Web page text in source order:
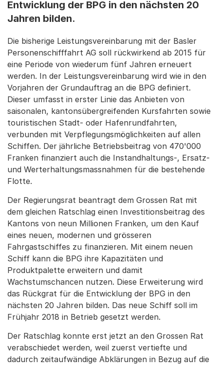
Entwicklung der BPG in den nächsten 20
Jahren bilden.
Die bisherige Leistungsvereinbarung mit der Basler
Personenschifffahrt AG soll rückwirkend ab 2015 für
eine Periode von wiederum fünf Jahren erneuert
werden. In der Leistungsvereinbarung wird wie in den
Vorjahren der Grundauftrag an die BPG definiert.
Dieser umfasst in erster Linie das Anbieten von
saisonalen, kantonsübergreifenden Kursfahrten sowie
touristischen Stadt- oder Hafenrundfahrten,
verbunden mit Verpflegungsmöglichkeiten auf allen
Schiffen. Der jährliche Betriebsbeitrag von 470'000
Franken finanziert auch die Instandhaltungs-, Ersatz-
und Werterhaltungsmassnahmen für die bestehende
Flotte.
Der Regierungsrat beantragt dem Grossen Rat mit
dem gleichen Ratschlag einen Investitionsbeitrag des
Kantons von neun Millionen Franken, um den Kauf
eines neuen, modernen und grösseren
Fahrgastschiffes zu finanzieren. Mit einem neuen
Schiff kann die BPG ihre Kapazitäten und
Produktpalette erweitern und damit
Wachstumschancen nutzen. Diese Erweiterung wird
das Rückgrat für die Entwicklung der BPG in den
nächsten 20 Jahren bilden. Das neue Schiff soll im
Frühjahr 2018 in Betrieb gesetzt werden.
Der Ratschlag konnte erst jetzt an den Grossen Rat
verabschiedet werden, weil zuerst vertiefte und
dadurch zeitaufwändige Abklärungen in Bezug auf die